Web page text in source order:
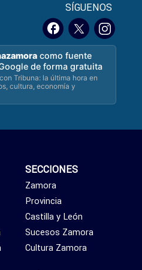
SÍGUENOS
como fuente
de forma gratuita
Tribuna: la última hora en
cultura, economía y
SECCIONES
Zamora
Provincia
Castilla y León
Sucesos Zamora
Cultura Zamora